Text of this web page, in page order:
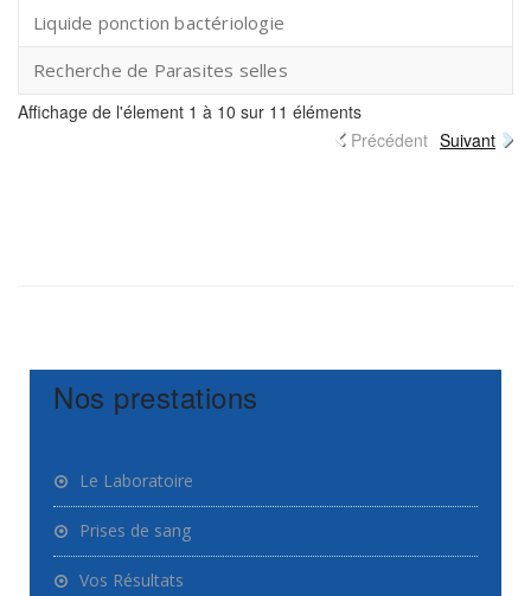
Liquide ponction bactériologie
Recherche de Parasites selles
Affichage de l'élement 1 à 10 sur 11 éléments
Précédent Suivant
Nos prestations
Le Laboratoire
Prises de sang
Vos Résultats